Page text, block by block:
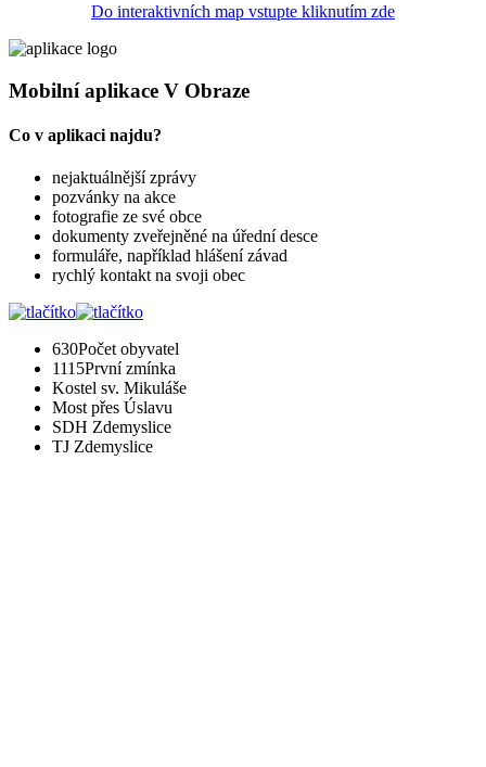
Do interaktivních map vstupte kliknutím zde
Mobilní aplikace V Obraze
Co v aplikaci najdu?
nejaktuálnější zprávy
pozvánky na akce
fotografie ze své obce
dokumenty zveřejněné na úřední desce
formuláře, například hlášení závad
rychlý kontakt na svoji obec
630Počet obyvatel
1115První zmínka
Kostel sv. Mikuláše
Most přes Úslavu
SDH Zdemyslice
TJ Zdemyslice